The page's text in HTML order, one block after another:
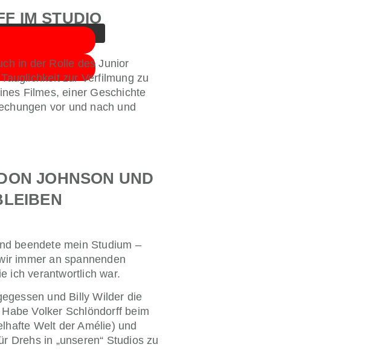
IM STUDIO
in der Rolle des Junior
zur Verfilmung zu
Filmes, einer Geschichte
vor und nach und
JOHNSON UND
beendete mein Studium –
immer an spannenden
ich verantwortlich war.
und Billy Wilder die
Volker Schlöndorff beim
Welt der Amélie) und
Drehs in „unseren“ Studios zu